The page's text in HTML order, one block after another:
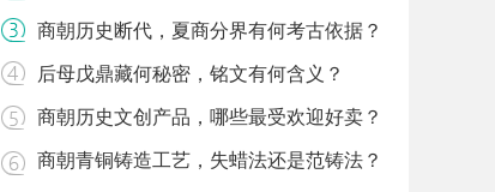
商朝历史断代，夏商分界有何考古依据？
后母戊鼎藏何秘密，铭文有何含义？
商朝历史文创产品，哪些最受欢迎好卖？
商朝青铜铸造工艺，失蜡法还是范铸法？